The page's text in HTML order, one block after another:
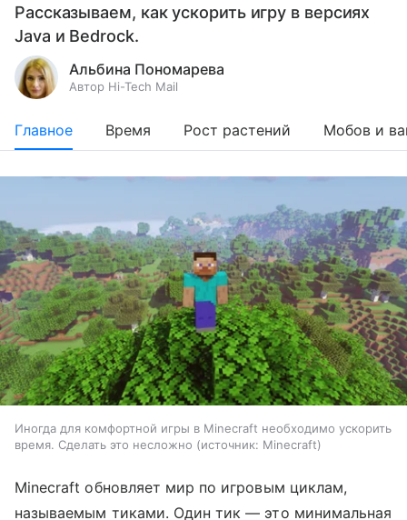
Рассказываем, как ускорить игру в версиях
Java и Bedrock.
Альбина Пономарева
Автор Hi-Tech Mail
Главное Время Рост растений Мобов и
Иногда для комфортной игры в Minecraft необходимо ускорить
время. Сделать это несложно
источник: Minecraft
Minecraft обновляет мир по игровым циклам,
называемым тиками. Один тик — это минимальная